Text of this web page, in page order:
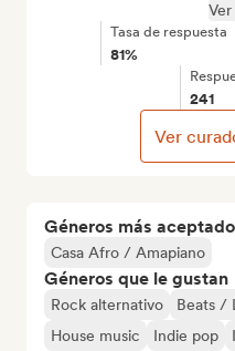
Géneros más
Casa Afro / Amapiano
Géneros que le gustan
Rock alternativo Beats /
House music
Indie pop
Ver
Tasa de respuesta
81%
241
Ver